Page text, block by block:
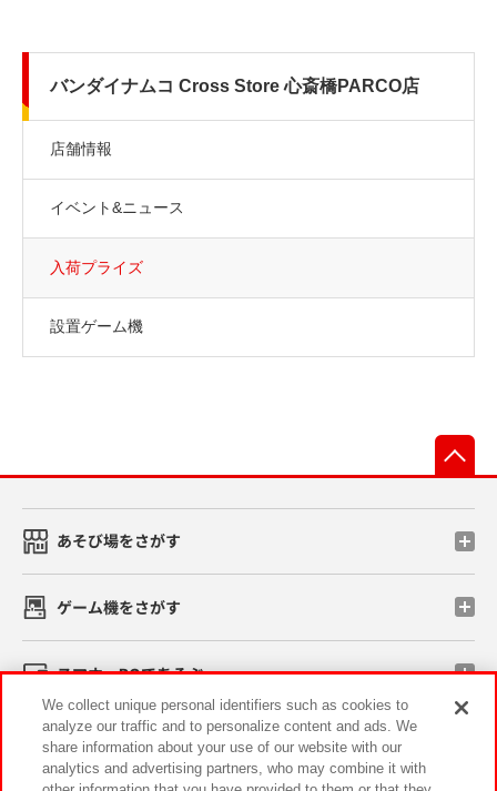
バンダイナムコ Cross Store 心斎橋PARCO店
店舗情報
イベント&ニュース
入荷プライズ
設置ゲーム機
あそび場をさがす
ゲーム機をさがす
スマホ・PCであそぶ
イベント・キャンペーン
We collect unique personal identifiers such as cookies to
analyze our traffic and to personalize content and ads. We
share information about your use of our website with our
analytics and advertising partners, who may combine it with